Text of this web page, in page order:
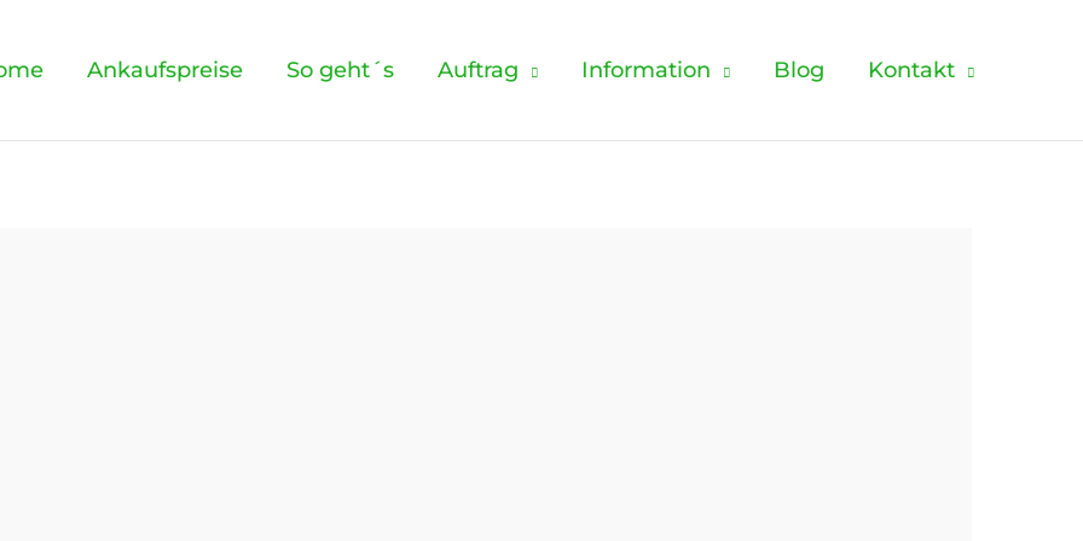
Ankaufspreise So geht´s Auftrag Information Blog Kontakt